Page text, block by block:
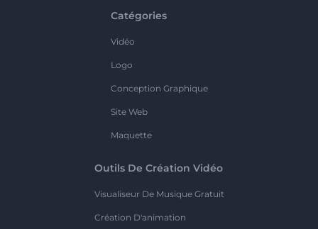
Catégories
Vidéo
Logo
Conception Graphique
Site Web
Maquette
Outils De Création Vidéo
Visualiseur De Musique Gratuit
Création D'animation